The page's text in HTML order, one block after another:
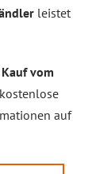
leistet
vom
auf